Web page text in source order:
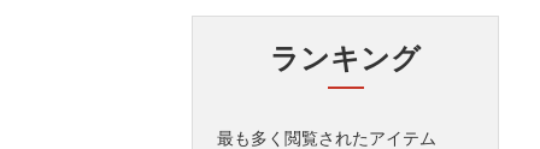
ランキング
最も多く閲覧されたアイテム